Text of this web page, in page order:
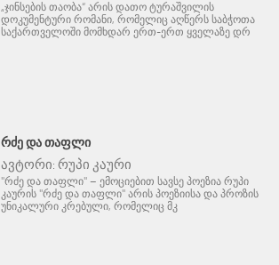
„ჯინსების თაობა“ არის დათო ტურაშვილის
დოკუმენტური რომანი, რომელიც აღწერს საბჭოთა
საქართველოში მომხდარ ერთ-ერთ ყველაზე დრ
ᲠᲫᲔ ᲓᲐ ᲗᲐᲤᲚᲘ
ავტორი: რუპი კაური
"რძე და თაფლი" – ემოციებით სავსე პოეზია რუპი
კაურის "რძე და თაფლი" არის პოეზიისა და პროზის
უნიკალური კრებული, რომელიც მკ